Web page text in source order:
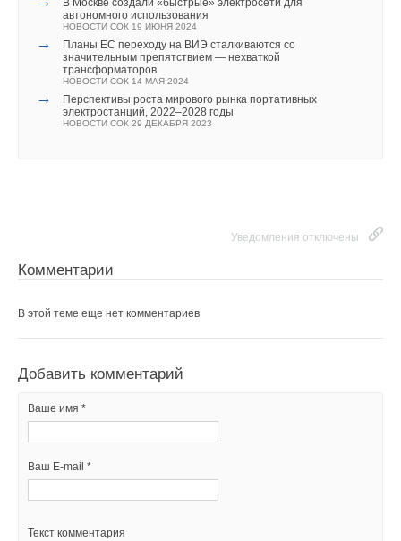
В Москве создали «быстрые» электросети для
автономного использования
НОВОСТИ СОК 19 ИЮНЯ 2024
→
Планы ЕС переходу на ВИЭ сталкиваются со
значительным препятствием — нехваткой
трансформаторов
НОВОСТИ СОК 14 МАЯ 2024
→
Перспективы роста мирового рынка портативных
электростанций, 2022–2028 годы
НОВОСТИ СОК 29 ДЕКАБРЯ 2023
Уведомления отключены
Комментарии
В этой теме еще нет комментариев
Добавить комментарий
Ваше имя *
Ваш E-mail *
Текст комментария
Уведомления отключены
Комментарии
В этой теме еще нет комментариев
Комментарии
Текст комментария
Ваше имя *
Ваш E-mail *